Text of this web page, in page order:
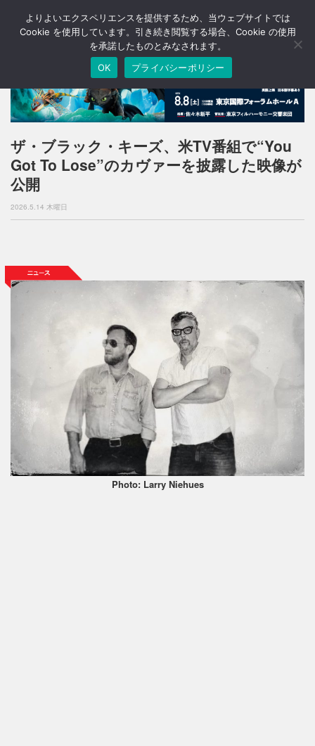
T
o
n
a
v
g
a
n
ザ・ブラック・キーズ、米TV番組で“You
Got To Lose”のカヴァーを披露した映像が
公開
2026.5.14 木曜日
Photo: Larry Niehues
よりよいエクスペリエンスを提供するため、当ウェブサイトでは
Cookie を使用しています。引き続き閲覧する場合、Cookie の使用
を承諾したものとみなされます。
OK
プライバシーポリシー